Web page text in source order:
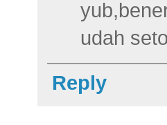
udah
Reply